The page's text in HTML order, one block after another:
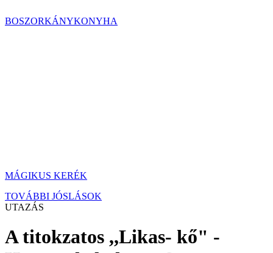
BOSZORKÁNYKONYHA
MÁGIKUS KERÉK
TOVÁBBI JÓSLÁSOK
UTAZÁS
A titokzatos ,,Likas- kő" -